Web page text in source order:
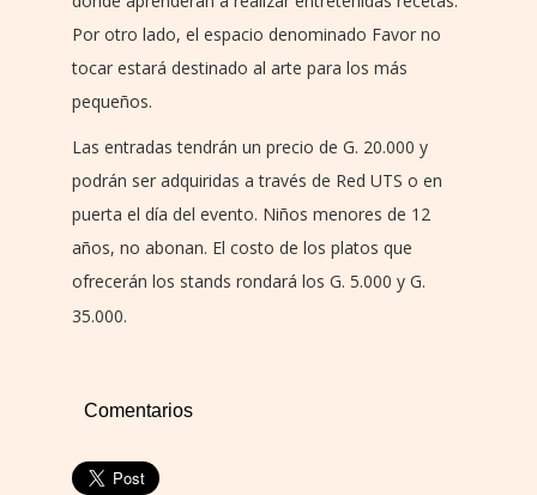
Por otro lado, el espacio denominado Favor no
tocar estará destinado al arte para los más
pequeños.
Las entradas tendrán un precio de G. 20.000 y
podrán ser adquiridas a través de Red UTS o en
puerta el día del evento. Niños menores de 12
años, no abonan. El costo de los platos que
ofrecerán los stands rondará los G. 5.000 y G.
35.000.
Comentarios